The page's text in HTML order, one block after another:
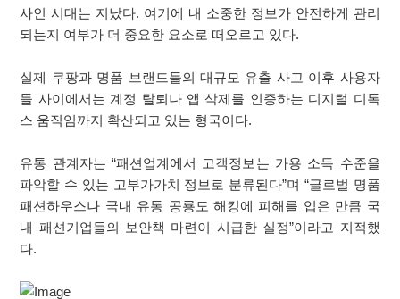
사인 시대는 지났다. 여기에 내 소중한 정보가 안전하게 관리
되는지 여부가 더 중요한 요소로 떠오르고 있다.
실제 쿠팡과 명품 브랜드들의 대규모 유출 사고 이후 사용자
들 사이에서는 계정 탈퇴나 앱 삭제를 인증하는 디지털 디톡
스 움직임까지 확산되고 있는 형국이다.
유통 관계자는 “패션업계에서 고객정보는 가용 소득 수준을
파악할 수 있는 고부가가치 정보로 분류된다”며 “글로벌 명품
패션하우스나 국내 유통 공룡도 해킹에 피해를 입은 만큼 국
내 패션기업들의 보안책 마련이 시급한 실정”이라고 지적했
다.